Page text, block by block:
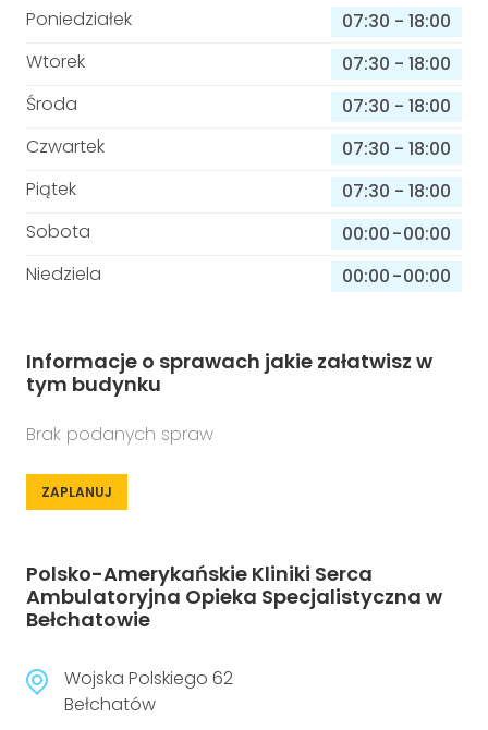
Poniedziałek 07:30 - 18:00
Wtorek
07:30 - 18:00
Środa
07:30 - 18:00
Czwartek
07:30 - 18:00
Piątek
07:30 - 18:00
Sobota
00:00-00:00
Niedziela
00:00-00:00
Informacje o sprawach jakie załatwisz w
tym budynku
Brak podanych spraw
ZAPLANUJ
Polsko-Amerykańskie Kliniki Serca
Ambulatoryjna Opieka Specjalistyczna w
Bełchatowie
Wojska Polskiego 62
Bełchatów